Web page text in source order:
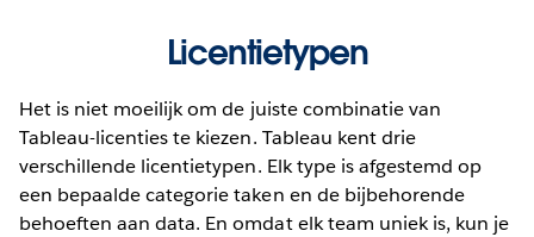
Licentietypen
Het is niet moeilijk om de juiste combinatie van
Tableau-licenties te kiezen. Tableau kent drie
verschillende licentietypen. Elk type is afgestemd op
een bepaalde categorie taken en de bijbehorende
behoeften aan data. En omdat elk team uniek is, kun je